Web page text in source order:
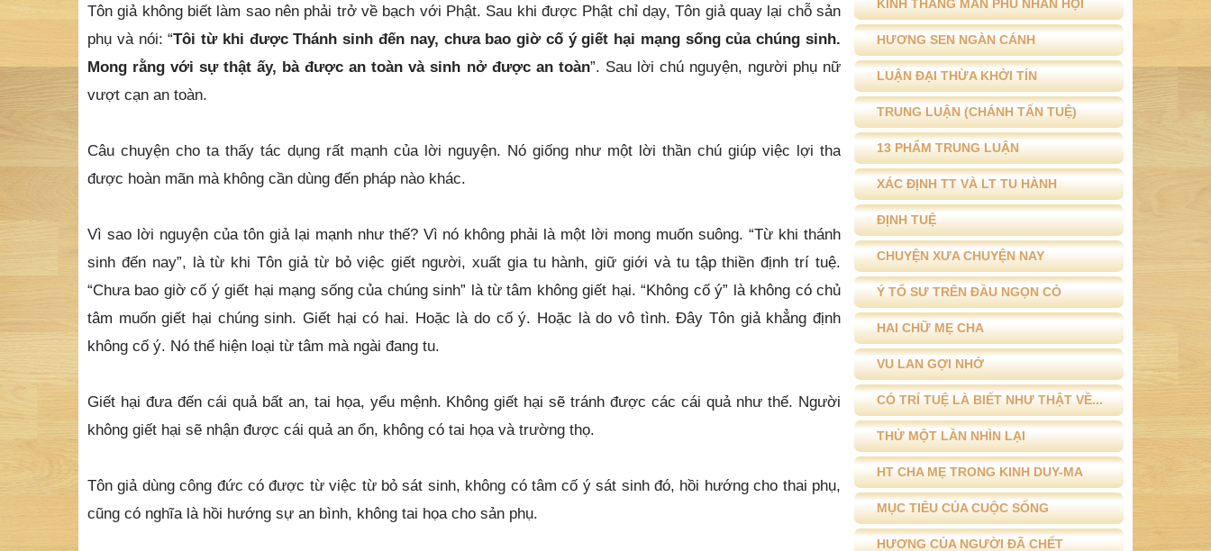
Tôn giả không biết làm sao nên phải trở về bạch với Phật. Sau khi được Phật chỉ dạy, Tôn giả quay lại chỗ sản
phụ và nói: “Tôi từ khi được Thánh sinh đến nay, chưa bao giờ cố ý giết hại mạng sống của chúng sinh.
Mong rằng với sự thật ấy, bà được an toàn và sinh nở được an toàn”. Sau lời chú nguyện, người phụ nữ
vượt cạn an toàn.
Câu chuyện cho ta thấy tác dụng rất mạnh của lời nguyện. Nó giống như một lời thần chú giúp việc lợi tha
được hoàn mãn mà không cần dùng đến pháp nào khác.
Vì sao lời nguyện của tôn giả lại mạnh như thế? Vì nó không phải là một lời mong muốn suông. “Từ khi thánh
sinh đến nay”, là từ khi Tôn giả từ bỏ việc giết người, xuất gia tu hành, giữ giới và tu tập thiền định trí tuệ.
“Chưa bao giờ cố ý giết hại mạng sống của chúng sinh” là từ tâm không giết hại. “Không cố ý” là không có chủ
tâm muốn giết hại chúng sinh. Giết hại có hai. Hoặc là do cố ý. Hoặc là do vô tình. Đây Tôn giả khẳng định
không cố ý. Nó thể hiện loại từ tâm mà ngài đang tu.
Giết hại đưa đến cái quả bất an, tai họa, yểu mệnh. Không giết hại sẽ tránh được các cái quả như thế. Người
không giết hại sẽ nhận được cái quả an ổn, không có tai họa và trường thọ.
Tôn giả dùng công đức có được từ việc từ bỏ sát sinh, không có tâm cố ý sát sinh đó, hồi hướng cho thai phụ,
cũng có nghĩa là hồi hướng sự an bình, không tai họa cho sản phụ.
HƯƠNG SEN NGÀN CÁNH
LUẬN ĐẠI THỪA KHỞI TÍN
TRUNG LUẬN (CHÁNH TẤN TUỆ)
13 PHẨM TRUNG LUẬN
XÁC ĐỊNH TT VÀ LT TU HÀNH
ĐỊNH TUỆ
CHUYỆN XƯA CHUYỆN NAY
Ý TỔ SƯ TRÊN ĐẦU NGỌN CỎ
HAI CHỮ MẸ CHA
VU LAN GỢI NHỚ
CÓ TRÍ TUỆ LÀ BIẾT NHƯ THẬT VỀ...
THỬ MỘT LẦN NHÌN LẠI
HT CHA MẸ TRONG KINH DUY-MA
MỤC TIÊU CỦA CUỘC SỐNG
HƯƠNG CỦA NGƯỜI ĐÃ CHẾT